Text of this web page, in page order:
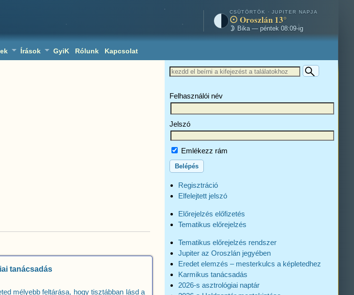
CSÜTÖRTÖK · JUPITER NAPJA
Oroszlán 13°
Bika — péntek 08:09-ig
Írások GyiK Rólunk Kapcsolat
tanácsadás
mélyebb feltárása, hogy tisztábban lásd a
Felhasználói név
Jelszó
Emlékezz rám
Regisztráció
Elfelejtett jelszó
Előrejelzés előfizetés
Tematikus előrejelzés
Tematikus előrejelzés rendszer
Jupiter az Oroszlán jegyében
Eredet elemzés – mesterkulcs a képletedhez
Karmikus tanácsadás
2026-s asztrológiai naptár